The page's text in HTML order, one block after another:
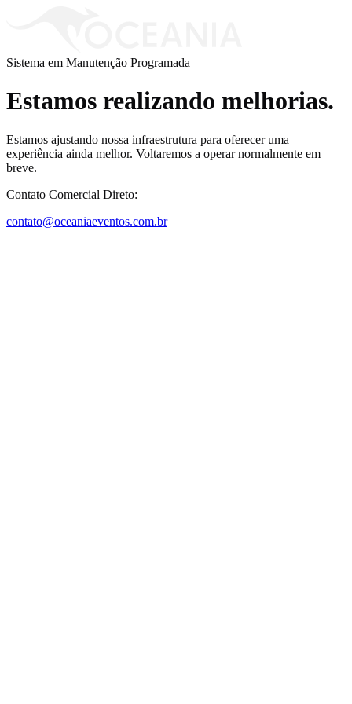
Sistema em Manutenção Programada
Estamos realizando melhorias.
Estamos ajustando nossa infraestrutura para oferecer uma
experiência ainda melhor. Voltaremos a operar normalmente em
breve.
Contato Comercial Direto:
contato@oceaniaeventos.com.br